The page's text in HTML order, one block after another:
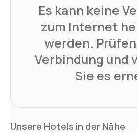
Es kann keine
zum Internet
werden.
Verbindung und
Sie es
Unsere Hotels in der Nähe